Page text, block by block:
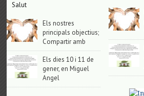
Salut
Els nostres
principals objectius;
Compartir amb
Els dies 10 i 11 de
gener, en Miguel
Angel